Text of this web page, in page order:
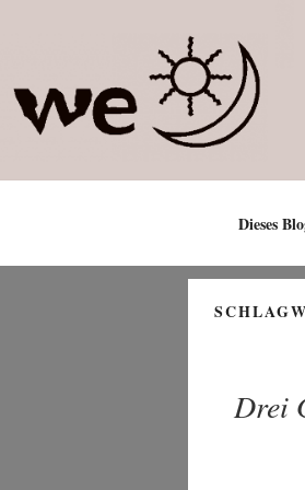
Dieses
Drei